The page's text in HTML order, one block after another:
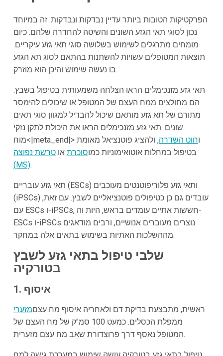
הפרקטיקות הטובות ביותר עדיין נבדקות ונבדקות. זה במיוחד
נכון לסוגי תאי הגזע השונים והשיטה להחדרה שלהם. כיום
מומחים מתרגלים לשימוש בשלושה סוגי תאי גזע עיקריים.
תוצאות המטופלים עשויות להשתנות בהתאם לסוג תא הגזע
בו נעשה שימוש והיכן הוא מוזרק.
תאי גזע מזנכימלים הראו הצלחה משמעותית בטיפול בשבץ.
הם מחולצים ממח העצם של המטופל או שיכולים להימסר
מתורם של תא גזע מותאם שיכול להבדיל למגוון סוגי תאים
שונים. תאי גזע מזנכימלים הראו את היכולת לתקן נזקי
מוח<|meta_end|> וחוט השדרה, ולהציג פוטנציאל מאומת
בטיפול במחלות אוטואימוניות כמוסוכרת אוטרשת נפוצה
(MS).
תאי גזע עובריים (ESCs) ותאי גזע פלוריפוטנטים מעוכבים
(iPSCs) עובדים גם כן כטיפולים פוטנציאליים לשבץ. עם זאת,
עם ESCs ו-iPSCs, חששות אתיים עומדים בראש, היות וה-
ESCs ו-iPSCs נוצרים מעוברים אנושיים, ורבים מודאגים
מההשלכות האתיות בשימוש בתאים אלה במחקר.
שלבי טיפול בתאי גזע לשבץ
בטורקיה
1. איסוף
ראשית, מתבצעת בדיקת דם ולאחריה איסוף מח עצםמזערי
ממפלת הכסלים. כמעט 100 סמ"ק של מח העצם של
המטופל נאסף דרך פרוצדורת שאב מח עצם מזערית.